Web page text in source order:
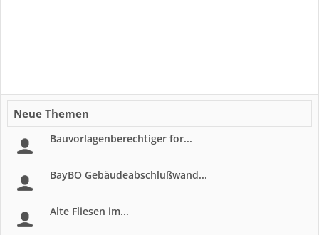
Neue Themen
Bauvorlagenberechtiger for...
BayBO Gebäudeabschlußwand...
Alte Fliesen im...